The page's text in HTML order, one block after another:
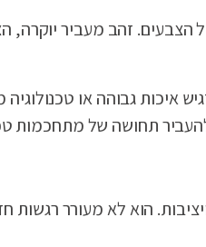
זהב מעביר יוקרה,
איכות גבוהה או
תחושה של מתחכמות
הוא לא מעורר